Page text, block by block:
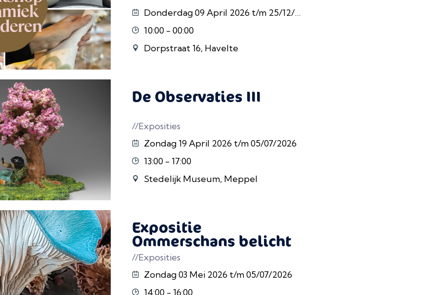
Donderdag 09 April 2026 t/m 25/12/2026
10:00 - 00:00
Dorpstraat 16, Havelte
De Observaties III
//Exposities
Zondag 19 April 2026 t/m 05/07/2026
13:00 - 17:00
Stedelijk Museum, Meppel
Expositie
Ommerschans belicht
//Exposities
Zondag 03 Mei 2026 t/m 05/07/2026
14:00 - 16:00